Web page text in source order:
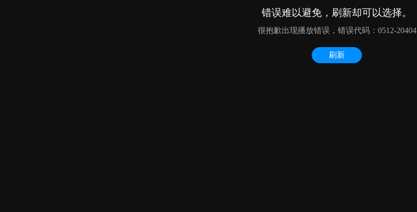
错误难以避免，刷新却可以选择。
很抱歉出现播放错误，错误代码：0512-20404
刷新